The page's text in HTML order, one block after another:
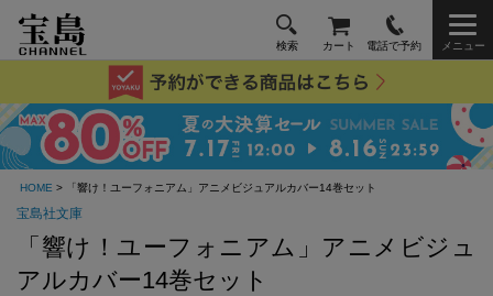
検索 カート 電話で予約 メニュー
HOME > 「響け！ユーフォニアム」アニメビジュアルカバー14巻セット
宝島社文庫
「響け！ユーフォニアム」アニメビジュ
アルカバー14巻セット